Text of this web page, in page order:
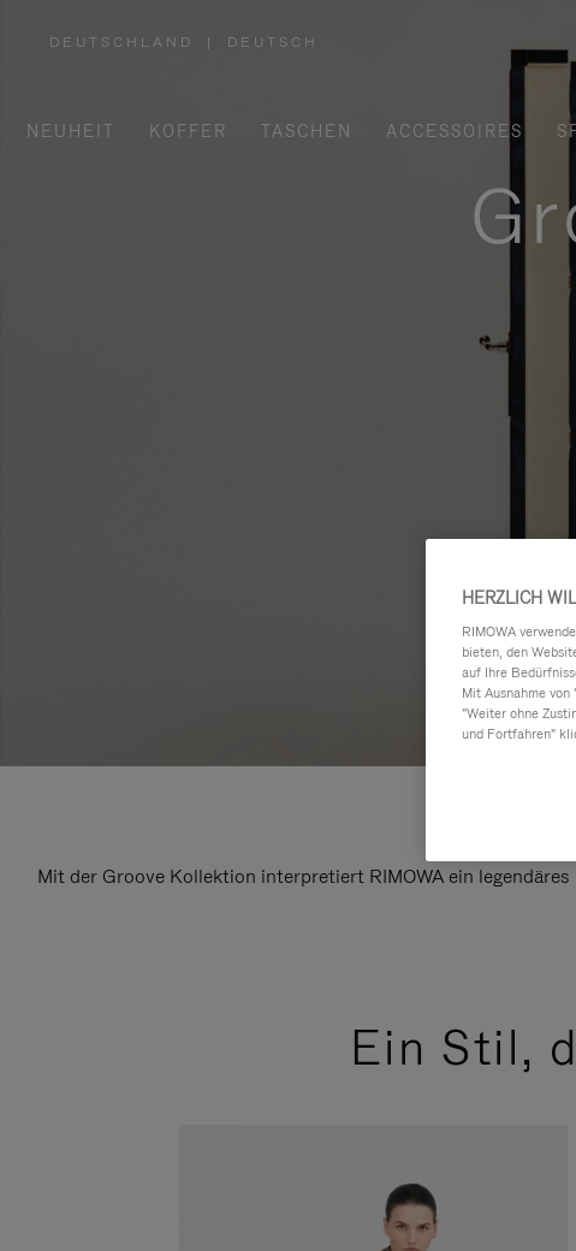
DEUTSCHLAND
AUS
| DEUTSCH
NEUHEIT KOFFER TASCHEN ACCESSOIRES
Mit der Groove Kollektion interpretiert RIMOWA ein
Ein Stil,
HERZLICH
RIMOWA
bieten, den
auf Ihre
Mit Ausnahme
"Weiter ohne
und Fortfahren"